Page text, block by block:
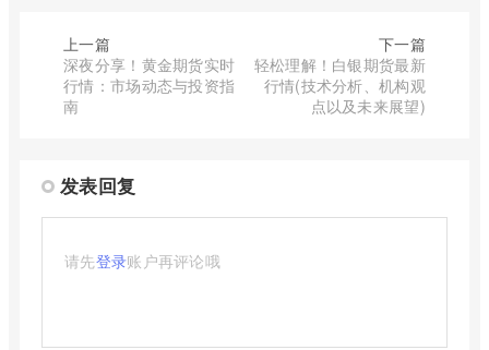
上一篇
深夜分享！黄金期货实时
行情：市场动态与投资指
南
下一篇
轻松理解！白银期货最新
行情(技术分析、机构观
点以及未来展望)
发表回复
请先登录账户再评论哦